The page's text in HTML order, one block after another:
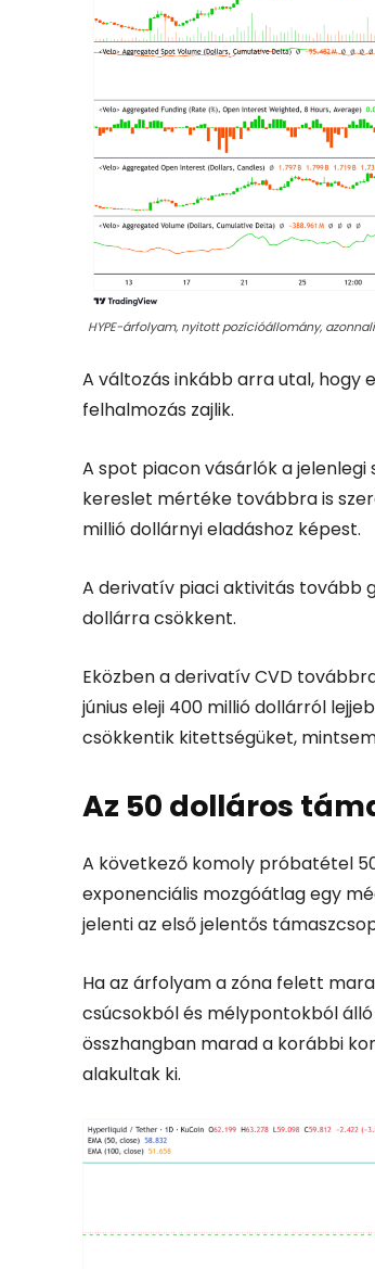
HYPE-árfolyam, nyitott pozícióállomány,
A változás inkább arra utal, hogy
felhalmozás zajlik.
A spot piacon vásárlók a
kereslet mértéke továbbra is
millió dollárnyi eladáshoz képest.
A derivatív piaci aktivitás tovább
dollárra csökkent.
Eközben a derivatív CVD
június eleji 400 millió dollárról
csökkentik kitettségüket,
Az 50 dolláros
A következő komoly próbatétel
exponenciális mozgóátlag egy
jelenti az első jelentős
Ha az árfolyam a zóna felett
csúcsokból és mélypontokból
összhangban marad a korábbi
alakultak ki.